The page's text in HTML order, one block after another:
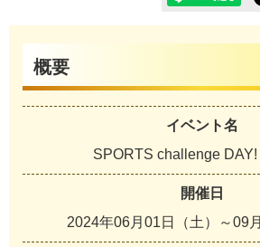
概要
イベント名
SPORTS challenge
開催日
2024年06月01日（土）～09